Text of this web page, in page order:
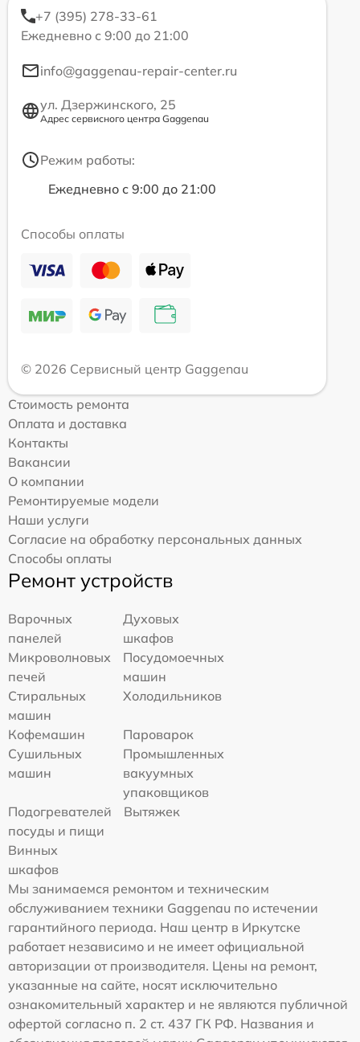
+7 (395) 278-33-61
Ежедневно с 9:00 до 21:00
info@gaggenau-repair-center.ru
ул. Дзержинского, 25
Адрес сервисного центра Gaggenau
Режим работы:
Ежедневно с 9:00 до 21:00
Способы оплаты
© 2026 Сервисный центр Gaggenau
Стоимость ремонта
Оплата и доставка
Контакты
Вакансии
О компании
Ремонтируемые модели
Наши услуги
Согласие на обработку персональных данных
Способы оплаты
Ремонт устройств
Варочных
панелей
Духовых
шкафов
Микроволновых
печей
Посудомоечных
машин
Стиральных
машин
Холодильников
Кофемашин
Пароварок
Сушильных
машин
Промышленных
вакуумных
упаковщиков
Подогревателей
посуды и пищи
Вытяжек
Винных
шкафов
Мы занимаемся ремонтом и техническим
обслуживанием техники Gaggenau по истечении
гарантийного периода. Наш центр в Иркутске
работает независимо и не имеет официальной
авторизации от производителя. Цены на ремонт,
указанные на сайте, носят исключительно
ознакомительный характер и не являются публичной
офертой согласно п. 2 ст. 437 ГК РФ. Названия и